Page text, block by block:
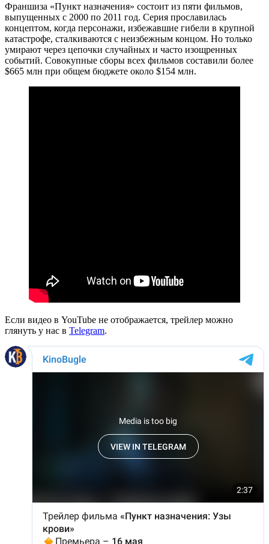
Франшиза «Пункт назначения» состоит из пяти фильмов,
выпущенных с 2000 по 2011 год. Серия прославилась
концептом, когда персонажи, избежавшие гибели в крупной
катастрофе, сталкиваются с неизбежным концом. Но только
умирают через цепочки случайных и часто изощренных
событий. Совокупные сборы всех фильмов составили более
$665 млн при общем бюджете около $154 млн.
Если видео в YouTube не отображается, трейлер можно
глянуть у нас в Telegram.